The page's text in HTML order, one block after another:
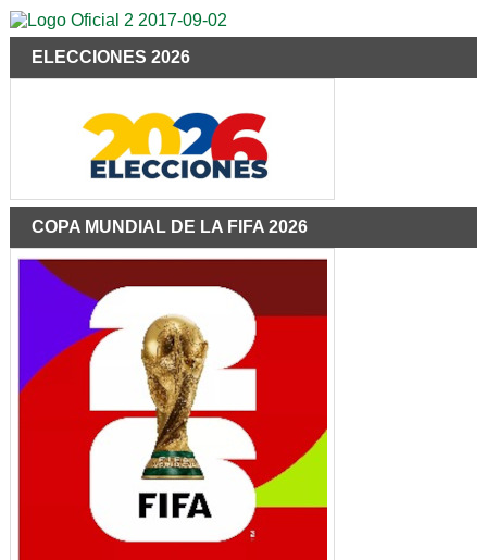
ELECCIONES 2026
COPA MUNDIAL DE LA FIFA 2026